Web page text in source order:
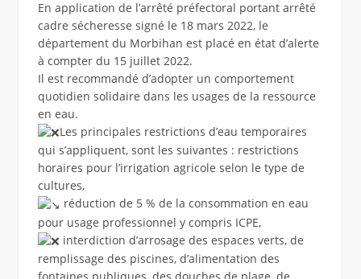
En application de l’arrêté préfectoral portant arrêté
cadre sécheresse signé le 18 mars 2022, le
département du Morbihan est placé en état d’alerte
à compter du 15 juillet 2022.
Il est recommandé d’adopter un comportement
quotidien solidaire dans les usages de la ressource
en eau.
Les principales restrictions d’eau temporaires
qui s’appliquent, sont les suivantes : restrictions
horaires pour l’irrigation agricole selon le type de
cultures,
réduction de 5 % de la consommation en eau
pour usage professionnel y compris ICPE,
interdiction d’arrosage des espaces verts, de
remplissage des piscines, d’alimentation des